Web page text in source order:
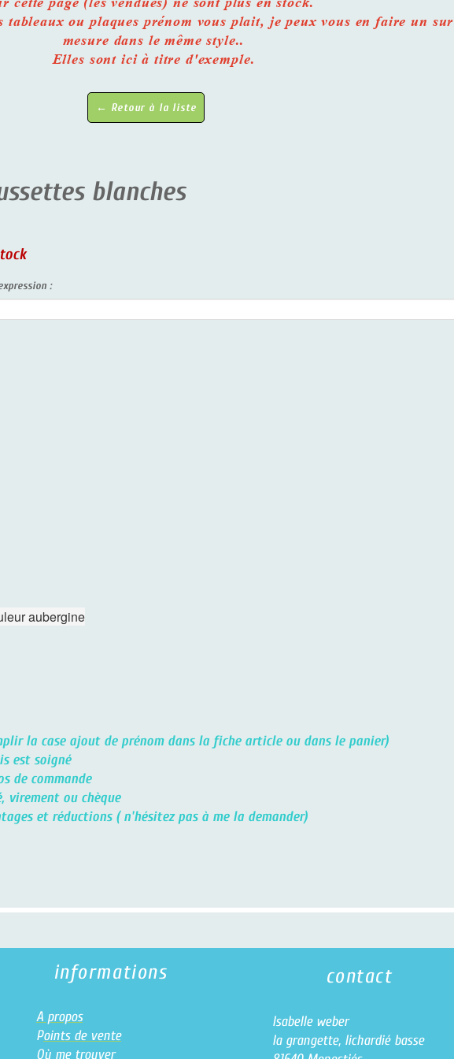
informations
A propos
Points de vente
Où me trouver
contact
Isabelle weber
la grangette, lichardié basse
tableaux ou plaques prénom vous plait, je peux vous en faire un sur
mesure dans le même style..
Elles sont ici à titre d'exemple.
← Retour à la liste
blanches
:
aubergine
la case ajout de prénom dans la fiche article ou dans le panier)
est soigné
de commande
virement ou chèque
et réductions ( n'hésitez pas à me la demander)